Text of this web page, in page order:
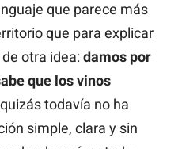
que parece más
que para explicar
otra idea: damos por
que los vinos
todavía no ha
simple, clara y sin